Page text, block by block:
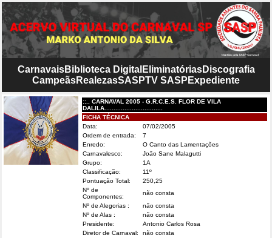
CarnavaisBiblioteca Digital EliminatóriasDiscografia
CampeãsRealezasSASPTV SASP Expediente
::.. CARNAVAL 2005 - G.R.C.E.S. FLOR DE VILA
DALILA................................
FICHA TÉCNICA
Data:
07/02/2005
Ordem de entrada:
7
Enredo:
O Canto das Lamentações
Carnavalesco:
João Sane Malagutti
Grupo:
1A
Classificação:
11º
Pontuação Total:
250,25
Nº de
Componentes:
não consta
Nº de Alegorias :
não consta
Nº de Alas :
não consta
Presidente:
Antonio Carlos Rosa
Diretor de Carnaval:
não consta